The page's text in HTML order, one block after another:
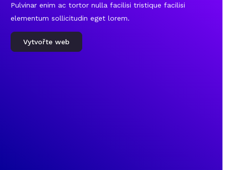
Pulvinar enim ac tortor nulla facilisi tristique facilisi
elementum sollicitudin eget lorem.
Vytvořte web